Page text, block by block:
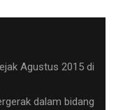
Agustus 2015 di
dalam bidang